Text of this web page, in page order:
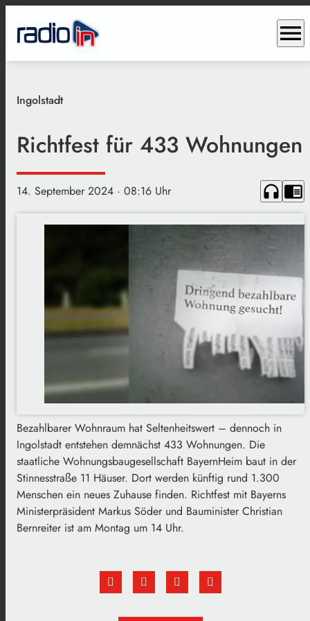
menu
Ingolstadt
Richtfest für 433 Wohnungen
14. September 2024 · 08:16 Uhr headphones chrome_reader_mode
Bezahlbarer Wohnraum hat Seltenheitswert – dennoch in
Ingolstadt entstehen demnächst 433 Wohnungen. Die
staatliche Wohnungsbaugesellschaft BayernHeim baut in der
Stinnesstraße 11 Häuser. Dort werden künftig rund 1.300
Menschen ein neues Zuhause finden. Richtfest mit Bayerns
Ministerpräsident Markus Söder und Bauminister Christian
Bernreiter ist am Montag um 14 Uhr.